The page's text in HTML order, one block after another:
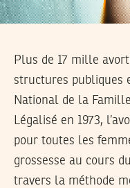
Plus de 17 mille
structures publiques
National de la
Légalisé en 1973,
pour toutes les
grossesse au cours
travers la méthode